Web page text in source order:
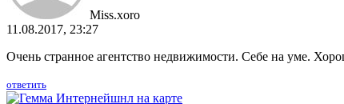
Miss.xoro
11.08.2017, 23:27
Очень странное агентство недвижимости. Себе на уме.
ответить